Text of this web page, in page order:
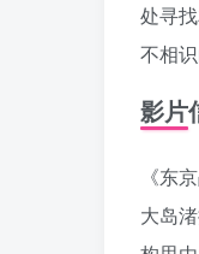
处寻
不相
影片
《东
大岛